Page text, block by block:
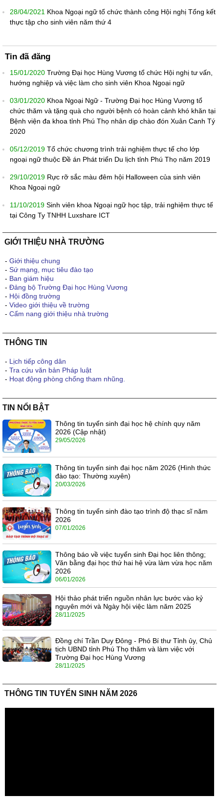
28/04/2021 Khoa Ngoại ngữ tổ chức thành công Hội nghị Tổng kết
thực tập cho sinh viên năm thứ 4
Tin đã đăng
15/01/2020 Trường Đại học Hùng Vương tổ chức Hội nghị tư vấn,
hướng nghiệp và việc làm cho sinh viên Khoa Ngoại ngữ
03/01/2020 Khoa Ngoại Ngữ - Trường Đại học Hùng Vương tổ
chức thăm và tặng quà cho người bệnh có hoàn cảnh khó khăn tại
Bệnh viện đa khoa tỉnh Phú Thọ nhân dịp chào đón Xuân Canh Tý
2020
05/12/2019 Tổ chức chương trình trải nghiệm thực tế cho lớp
ngoại ngữ thuộc Đề án Phát triển Du lịch tỉnh Phú Thọ năm 2019
29/10/2019 Rực rỡ sắc màu đêm hội Halloween của sinh viên
Khoa Ngoại ngữ
11/10/2019 Sinh viên khoa Ngoại ngữ học tập, trải nghiệm thực tế
tại Công Ty TNHH Luxshare ICT
GIỚI THIỆU NHÀ TRƯỜNG
- Giới thiệu chung
- Sứ mạng, mục tiêu đào tạo
- Ban giám hiệu
- Đảng bộ Trường Đại học Hùng Vương
- Hội đồng trường
- Video giới thiệu về trường
- Cẩm nang giới thiệu nhà trường
THÔNG TIN
- Lịch tiếp công dân
- Tra cứu văn bản Pháp luật
- Hoạt động phòng chống tham nhũng.
TIN NỔI BẬT
Thông tin tuyển sinh đại học hệ chính quy năm
2026 (Cập nhật)
29/05/2026
Thông tin tuyển sinh đại học năm 2026 (Hình thức
đào tạo: Thường xuyên)
20/03/2026
Thông tin tuyển sinh đào tạo trình độ thạc sĩ năm
2026
07/01/2026
Thông báo về việc tuyển sinh Đại học liên thông;
Văn bằng đại học thứ hai hệ vừa làm vừa học năm
2026
06/01/2026
Hội thảo phát triển nguồn nhân lực bước vào kỷ
nguyên mới và Ngày hội việc làm năm 2025
28/11/2025
Đồng chí Trần Duy Đông - Phó Bí thư Tỉnh ủy, Chủ
tịch UBND tỉnh Phú Thọ thăm và làm việc với
Trường Đại học Hùng Vương
28/11/2025
THÔNG TIN TUYỂN SINH NĂM 2026